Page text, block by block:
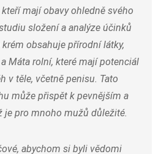
mají obavy ohledně svého
složení a analýze účinků
obsahuje přírodní látky,
Máta rolní, které mají potenciál
v těle, včetně penisu. Tato
může přispět k pevnějším a
je pro mnoho mužů důležité.
abychom si byli vědomi